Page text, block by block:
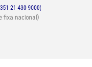
21 430 9000)
fixa nacional)